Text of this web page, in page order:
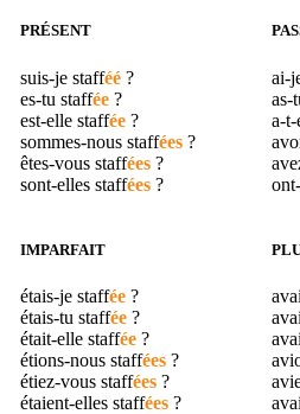
PRÉSENT
suis-je stafféé ?
es-tu staffée ?
est-elle staffée ?
sommes-nous staffées ?
êtes-vous staffées ?
sont-elles staffées ?
ai-
as-
a-t-
IMPARFAIT
étais-je staffée ?
étais-tu staffée ?
était-elle staffée ?
étions-nous staffées ?
étiez-vous staffées ?
étaient-elles staffées ?